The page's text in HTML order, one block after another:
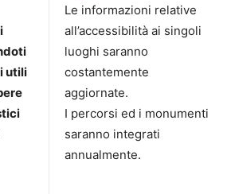
utili
Le informazioni relative
all’accessibilità ai singoli
luoghi saranno
costantemente
aggiornate.
I percorsi ed i monumenti
saranno integrati
annualmente.